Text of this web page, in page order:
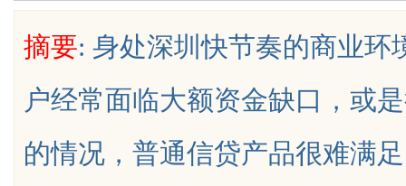
uz
摘要: 身处深圳快节奏的商业环
户经常面临大额资金缺口，或
的情况，普通信贷产品很难满